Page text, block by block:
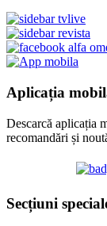
Aplicația
Descarcă aplicația
recomandări și
Secțiuni